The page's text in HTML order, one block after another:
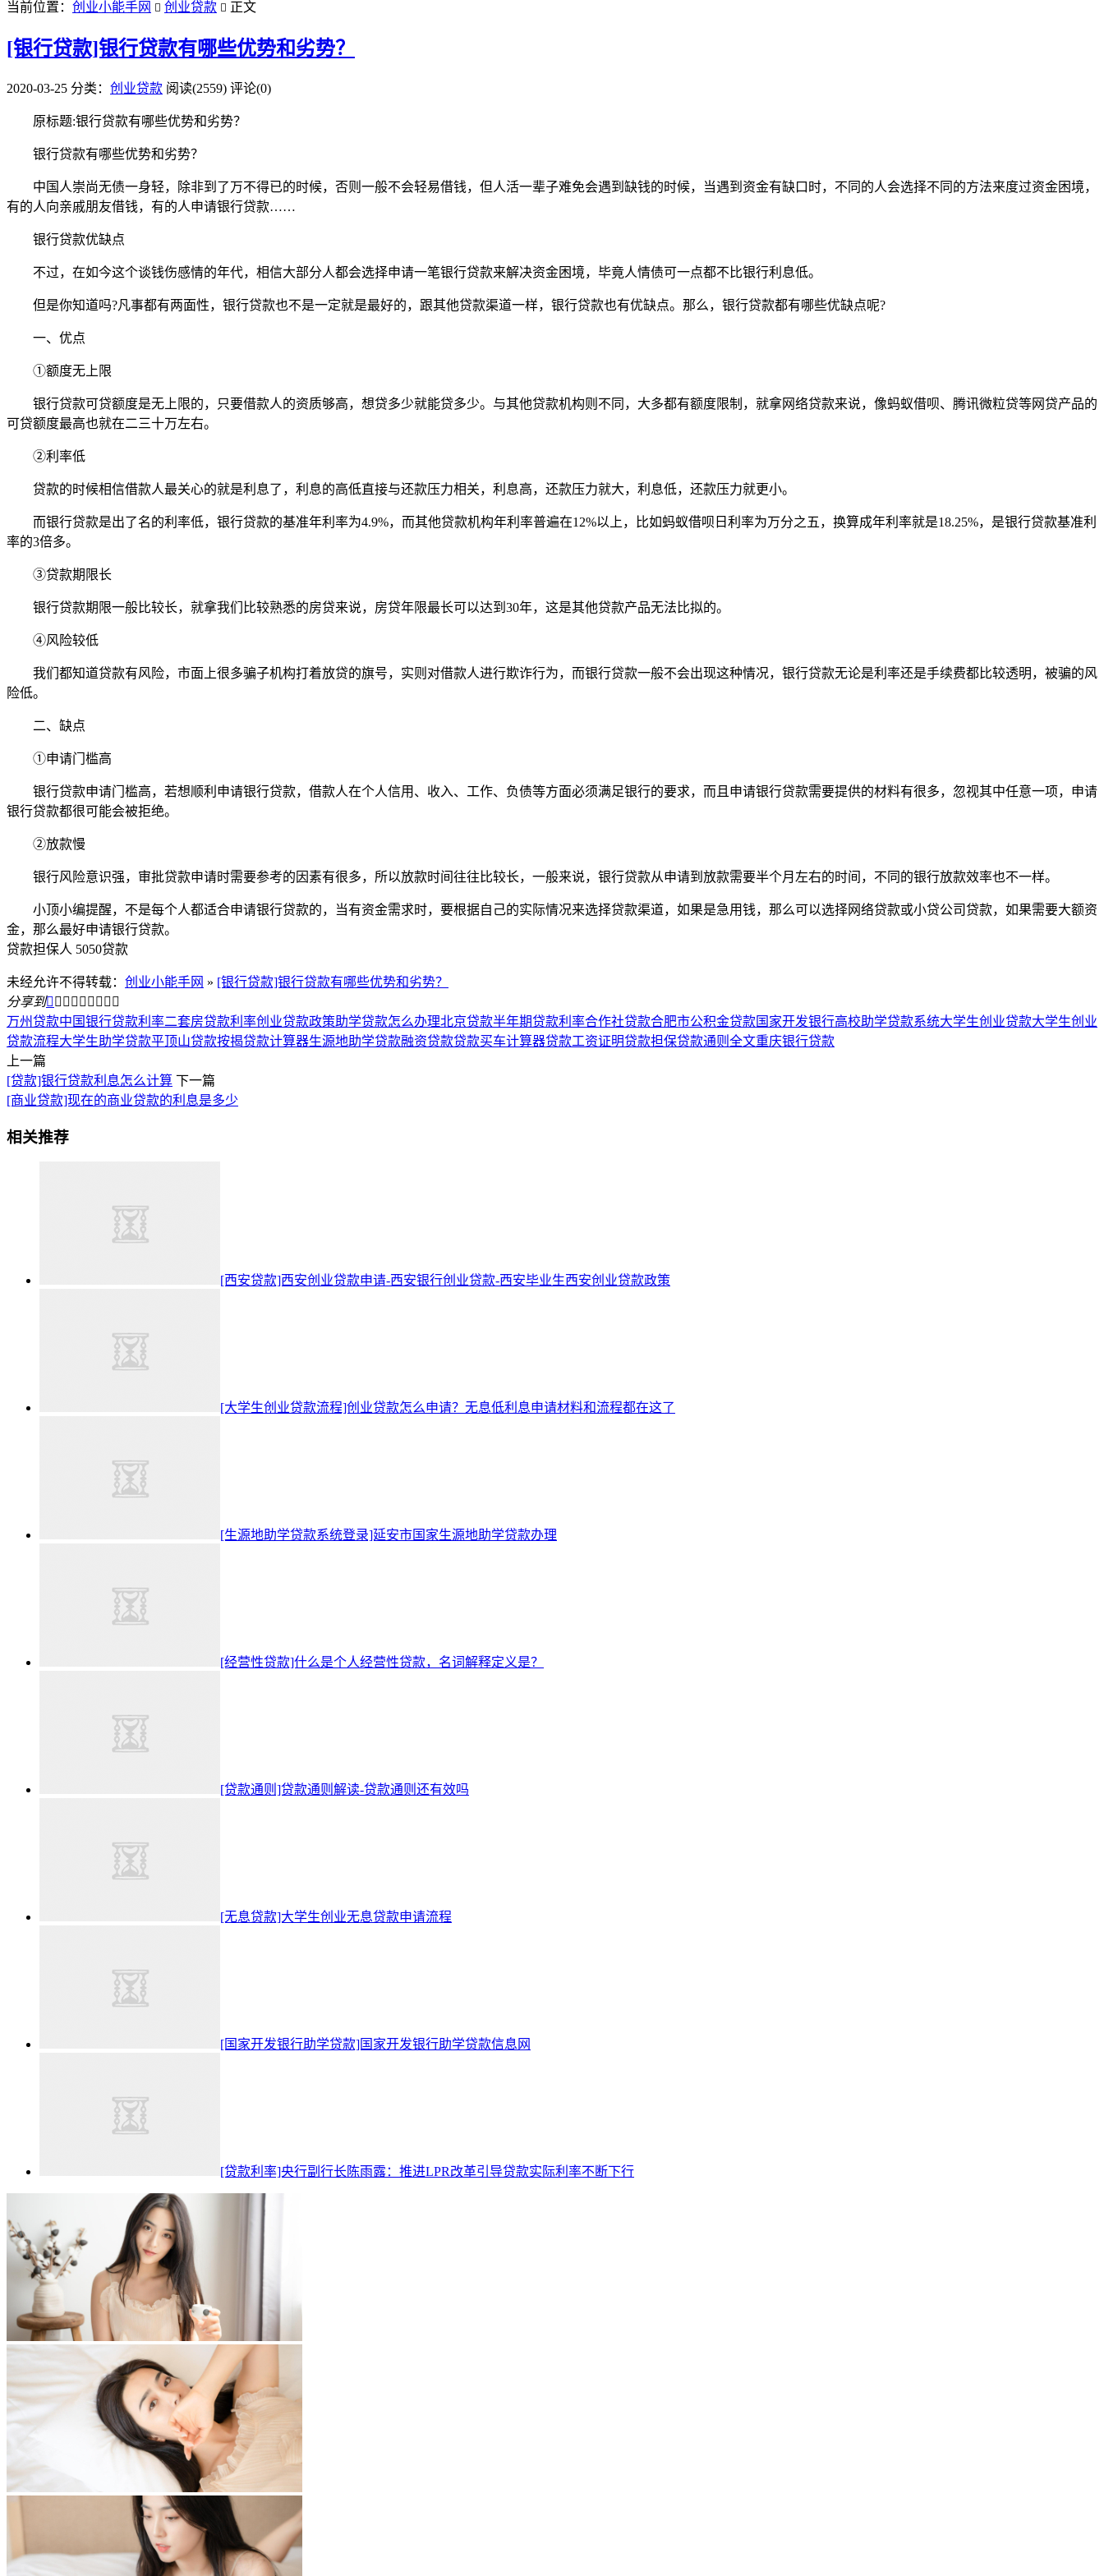
当前位置： 创业小能手网  创业贷款  正文
[银行贷款]银行贷款有哪些优势和劣势？
2020-03-25 分类： 创业贷款 阅读(2559) 评论(0)
原标题:银行贷款有哪些优势和劣势？
银行贷款有哪些优势和劣势？
中国人崇尚无债一身轻，除非到了万不得已的时候，否则一般不会轻易借钱，但人活一辈子难免会遇到缺钱的时候，当遇到资金有缺口时，不同的人会选择不同的方法来度过资金困境，
有的人向亲戚朋友借钱，有的人申请银行贷款……
银行贷款优缺点
不过，在如今这个谈钱伤感情的年代，相信大部分人都会选择申请一笔银行贷款来解决资金困境，毕竟人情债可一点都不比银行利息低。
但是你知道吗?凡事都有两面性，银行贷款也不是一定就是最好的，跟其他贷款渠道一样，银行贷款也有优缺点。那么，银行贷款都有哪些优缺点呢?
一、优点
①额度无上限
银行贷款可贷额度是无上限的，只要借款人的资质够高，想贷多少就能贷多少。与其他贷款机构则不同，大多都有额度限制，就拿网络贷款来说，像蚂蚁借呗、腾讯微粒贷等网贷产品的
可贷额度最高也就在二三十万左右。
②利率低
贷款的时候相信借款人最关心的就是利息了，利息的高低直接与还款压力相关，利息高，还款压力就大，利息低，还款压力就更小。
而银行贷款是出了名的利率低，银行贷款的基准年利率为4.9%，而其他贷款机构年利率普遍在12%以上，比如蚂蚁借呗日利率为万分之五，换算成年利率就是18.25%，是银行贷款基准利
率的3倍多。
③贷款期限长
银行贷款期限一般比较长，就拿我们比较熟悉的房贷来说，房贷年限最长可以达到30年，这是其他贷款产品无法比拟的。
④风险较低
我们都知道贷款有风险，市面上很多骗子机构打着放贷的旗号，实则对借款人进行欺诈行为，而银行贷款一般不会出现这种情况，银行贷款无论是利率还是手续费都比较透明，被骗的风
险低。
二、缺点
①申请门槛高
银行贷款申请门槛高，若想顺利申请银行贷款，借款人在个人信用、收入、工作、负债等方面必须满足银行的要求，而且申请银行贷款需要提供的材料有很多，忽视其中任意一项，申请
银行贷款都很可能会被拒绝。
②放款慢
银行风险意识强，审批贷款申请时需要参考的因素有很多，所以放款时间往往比较长，一般来说，银行贷款从申请到放款需要半个月左右的时间，不同的银行放款效率也不一样。
小顶小编提醒，不是每个人都适合申请银行贷款的，当有资金需求时，要根据自己的实际情况来选择贷款渠道，如果是急用钱，那么可以选择网络贷款或小贷公司贷款，如果需要大额资
金，那么最好申请银行贷款。
贷款担保人 5050贷款
未经允许不得转载： 创业小能手网 » [银行贷款]银行贷款有哪些优势和劣势？
分享到        
万州贷款中国银行贷款利率二套房贷款利率创业贷款政策助学贷款怎么办理北京贷款半年期贷款利率合作社贷款合肥市公积金贷款国家开发银行高校助学贷款系统大学生创业贷款大学生创业
贷款流程大学生助学贷款平顶山贷款按揭贷款计算器生源地助学贷款融资贷款贷款买车计算器贷款工资证明贷款担保贷款通则全文重庆银行贷款
上一篇
[贷款]银行贷款利息怎么计算 下一篇
[商业贷款]现在的商业贷款的利息是多少
相关推荐
[西安贷款]西安创业贷款申请-西安银行创业贷款-西安毕业生西安创业贷款政策
[大学生创业贷款流程]创业贷款怎么申请？无息低利息申请材料和流程都在这了
[生源地助学贷款系统登录]延安市国家生源地助学贷款办理
[经营性贷款]什么是个人经营性贷款，名词解释定义是？
[贷款通则]贷款通则解读-贷款通则还有效吗
[无息贷款]大学生创业无息贷款申请流程
[国家开发银行助学贷款]国家开发银行助学贷款信息网
[贷款利率]央行副行长陈雨露：推进LPR改革引导贷款实际利率不断下行